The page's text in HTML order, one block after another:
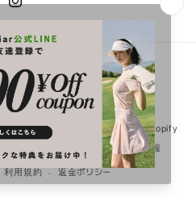
Instagram
ライアージャパン
Powered by Shopify
連絡先情報
利用規約 返金ポリシー